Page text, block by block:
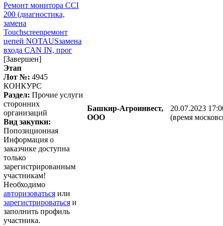
Ремонт монитора CCI
200 (диагностика,
замена
Touchscreenремонт
цепей NOTAUSзамена
входа CAN IN, прог
[Завершен]
Этап
Лот №: 4945
КОНКУРС
Раздел: Прочие услуги
сторонних
организаций
Вид закупки:
Попозиционная
Информация о
заказчике доступна
только
зарегистрированным
участникам!
Необходимо
авторизоваться или
зарегистрироваться и
заполнить профиль
участника.
Башкир-Агроинвест,
ООО
20.07.2023
(время